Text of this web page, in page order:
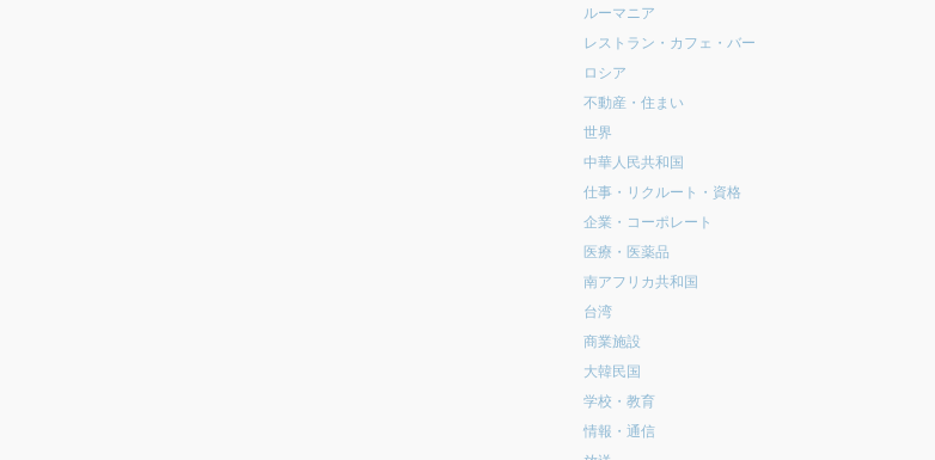
ルーマニア
レストラン・カフェ・バー
ロシア
不動産・住まい
世界
中華人民共和国
仕事・リクルート・資格
企業・コーポレート
医療・医薬品
南アフリカ共和国
台湾
商業施設
大韓民国
学校・教育
情報・通信